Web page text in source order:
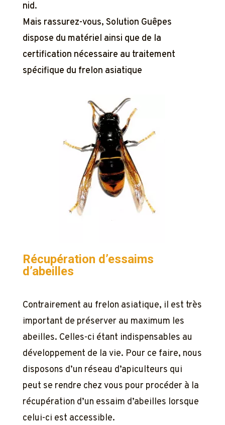
nid.
Mais rassurez-vous, Solution Guêpes
dispose du matériel ainsi que de la
certification nécessaire au traitement
spécifique du frelon asiatique
Récupération d’essaims
d’abeilles
Contrairement au frelon asiatique, il est très
important de préserver au maximum les
abeilles. Celles-ci étant indispensables au
développement de la vie. Pour ce faire, nous
disposons d’un réseau d’apiculteurs qui
peut se rendre chez vous pour procéder à la
récupération d’un essaim d’abeilles lorsque
celui-ci est accessible.